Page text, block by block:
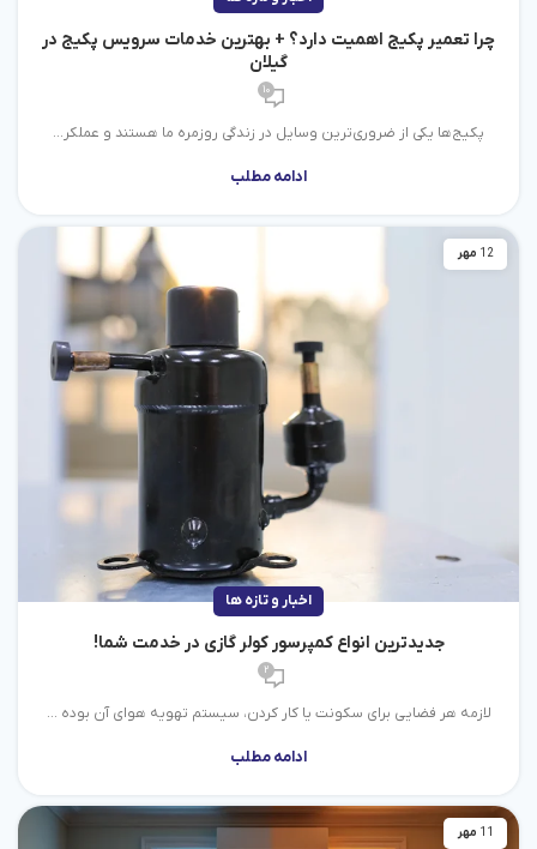
چرا تعمیر پکیج اهمیت دارد؟ + بهترین خدمات سرویس پکیج در
گیلان
10
پکیج‌ها یکی از ضروری‌ترین وسایل در زندگی روزمره ما هستند و عملکر...
ادامه مطلب
12 مهر
اخبار و تازه ها
جدیدترین انواع کمپرسور کولر گازی در خدمت شما!
2
لازمه هر فضایی برای سکونت یا کار کردن، سیستم تهویه هوای آن بوده ...
ادامه مطلب
11 مهر